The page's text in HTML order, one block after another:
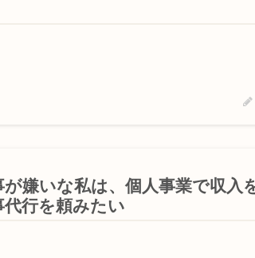
が嫌いな私は、個人事業で収入
代行を頼みたい